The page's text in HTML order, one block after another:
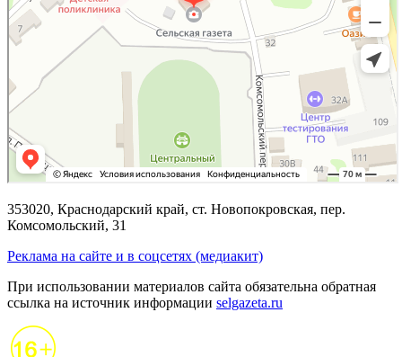
353020, Краснодарский край, ст. Новопокровская, пер.
Комсомольский, 31
Реклама на сайте и в соцсетях (медиакит)
При использовании материалов сайта обязательна обратная
ссылка на источник информации selgazeta.ru